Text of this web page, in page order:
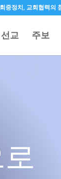
정치, 교회협력의
선교 주보